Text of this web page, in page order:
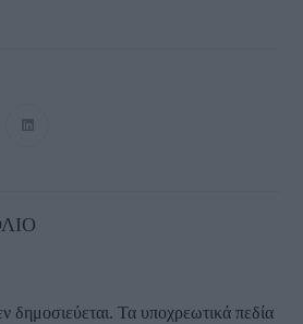
δημοσιεύεται. Τα υποχρεωτικά πεδία